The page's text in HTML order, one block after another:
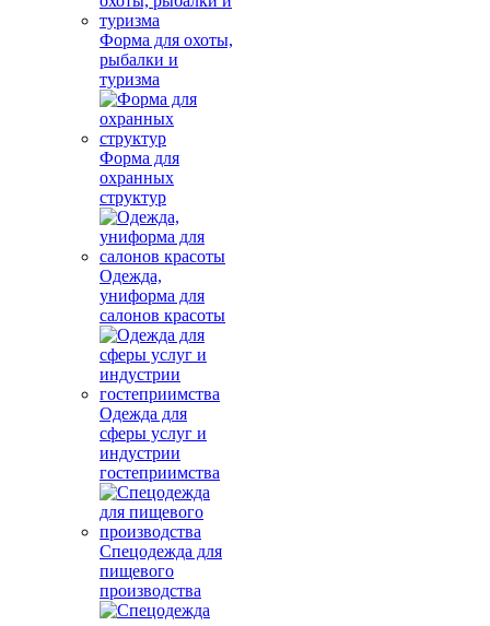
Форма для охоты,
рыбалки и
туризма
Форма для
охранных
структур
Одежда,
униформа для
салонов красоты
Одежда для
сферы услуг и
индустрии
гостеприимства
Спецодежда для
пищевого
производства